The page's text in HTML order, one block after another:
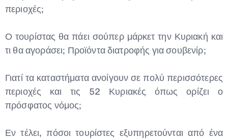
περιοχές;
Ο τουρίστας θα πάει σούπερ μάρκετ την Κυριακή και
τι θα αγοράσει; Προϊόντα διατροφής για σουβενίρ;
Γιατί τα καταστήματα ανοίγουν σε πολύ περισσότερες
περιοχές και τις 52 Κυριακές όπως ορίζει ο
πρόσφατος νόμος;
Εν τέλει, πόσοι τουρίστες εξυπηρετούνται από ένα